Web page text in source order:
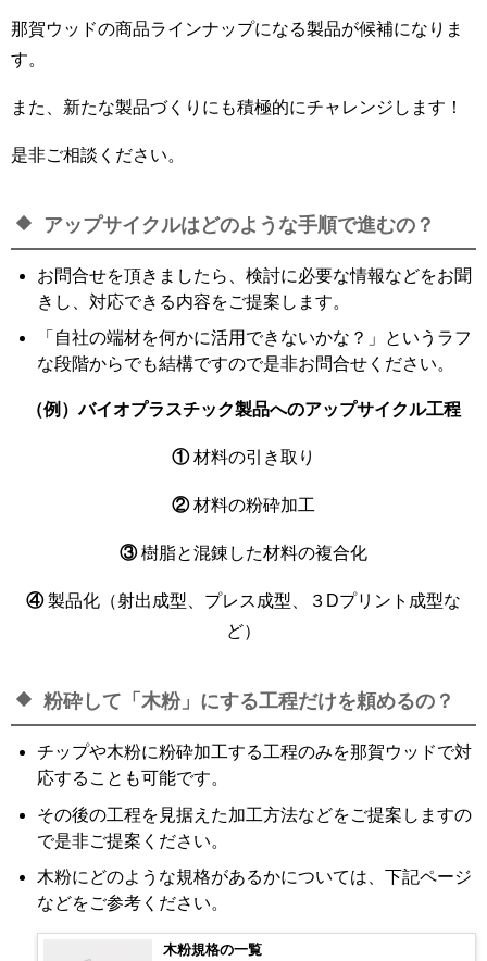
那賀ウッドの商品ラインナップになる製品が候補になりま
す。
また、新たな製品づくりにも積極的にチャレンジします！
是非ご相談ください。
アップサイクルはどのような手順で進むの？
お問合せを頂きましたら、検討に必要な情報などをお聞
きし、対応できる内容をご提案します。
「自社の端材を何かに活用できないかな？」というラフ
な段階からでも結構ですので是非お問合せください。
（例）バイオプラスチック製品へのアップサイクル工程
①材料の引き取り
②材料の粉砕加工
③樹脂と混錬した材料の複合化
④製品化（射出成型、プレス成型、３Dプリント成型な
ど）
粉砕して「木粉」にする工程だけを頼めるの？
チップや木粉に粉砕加工する工程のみを那賀ウッドで対
応することも可能です。
その後の工程を見据えた加工方法などをご提案しますの
で是非ご提案ください。
木粉にどのような規格があるかについては、下記ページ
などをご参考ください。
木粉規格の一覧